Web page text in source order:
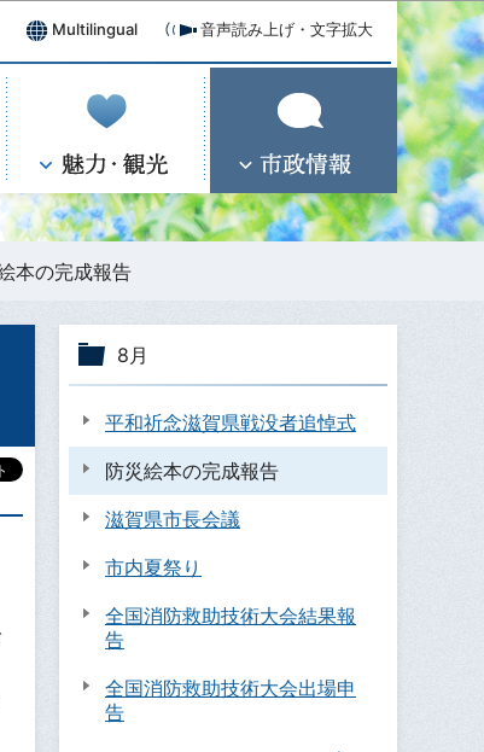
Multilingual 音声読み上げ・文字拡大
本の完成報告
8月
平和祈念滋賀県戦没者追悼式
防災絵本の完成報告
滋賀県市長会議
市内夏祭り
全国消防救助技術大会結果報
告
全国消防救助技術大会出場申
告